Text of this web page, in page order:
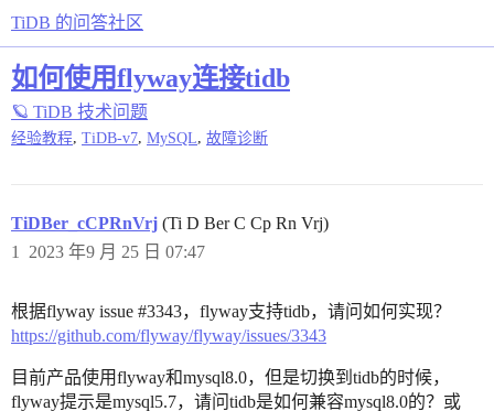
TiDB 的问答社区
如何使用flyway连接tidb
🪐 TiDB 技术问题
经验教程, TiDB-v7, MySQL, 故障诊断
TiDBer_cCPRnVrj (Ti D Ber C Cp Rn Vrj)
2023 年9 月 25 日 07:47
1
根据flyway issue #3343，flyway支持tidb，请问如何实现？
https://github.com/flyway/flyway/issues/3343
目前产品使用flyway和mysql8.0，但是切换到tidb的时候，
flyway提示是mysql5.7，请问tidb是如何兼容mysql8.0的？或